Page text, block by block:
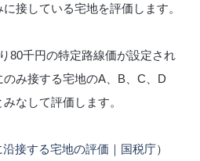
接している宅地を評価します。
80千円の特定路線価が設定され
み接する宅地のA、B、C、D
なして評価します。
沿接する宅地の評価｜国税庁）